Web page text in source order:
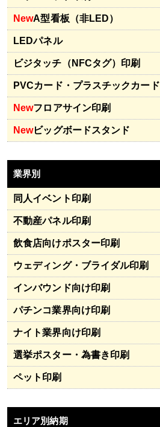
NewA型看板（非LED）
LEDパネル
ビジタッチ（NFCタグ）印刷
PVCカード・プラスチックカード
Newフロアサイン印刷
Newビッグボードスタンド
業界別
同人イベント印刷
不動産パネル印刷
飲食店向けポスター印刷
ウェディング・ブライダル印刷
インバウンド向け印刷
パチンコ業界向け印刷
ナイト業界向け印刷
選挙ポスター・為書き印刷
ペット印刷
エリア別納期